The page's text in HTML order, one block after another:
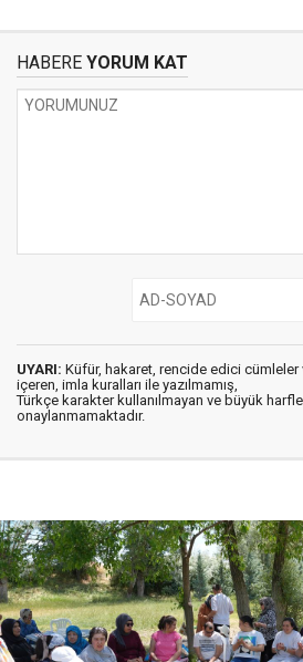
HABERE YORUM KAT
UYARI: Küfür, hakaret, rencide edici cümleler
içeren, imla kuralları ile yazılmamış,
Türkçe karakter kullanılmayan ve büyük
onaylanmamaktadır.